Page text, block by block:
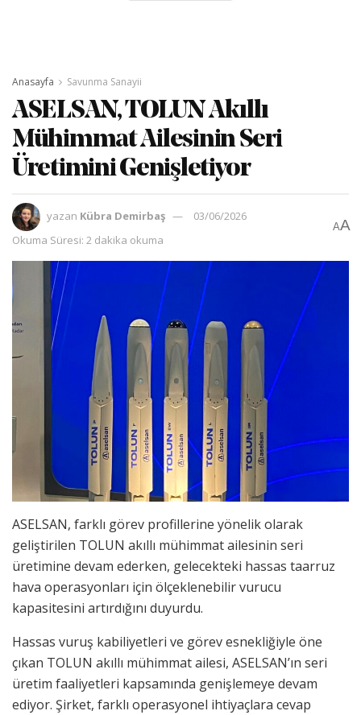
Anasayfa Savunma Sanayii
ASELSAN, TOLUN Akıllı
Mühimmat Ailesinin Seri
Üretimini Genişletiyor
yazan Kübra Demirbaş
03/06/2026
Okuma Süresi: 2 dakika okuma
AA
ASELSAN, farklı görev profillerine yönelik olarak
geliştirilen TOLUN akıllı mühimmat ailesinin seri
üretimine devam ederken, gelecekteki hassas taarruz
hava operasyonları için ölçeklenebilir vurucu
kapasitesini artırdığını duyurdu.
Hassas vuruş kabiliyetleri ve görev esnekliğiyle öne
çıkan TOLUN akıllı mühimmat ailesi, ASELSAN’ın seri
üretim faaliyetleri kapsamında genişlemeye devam
ediyor. Şirket, farklı operasyonel ihtiyaçlara cevap